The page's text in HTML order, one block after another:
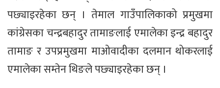
पछ्याइरहेका छन् । तेमाल गाउँपालिकाको प्रमुखमा
कांग्रेसका चन्द्रबहादुर तामाङलाई एमालेका इन्द्र बहादुर
तामाङ र उपप्रमुखमा माओवादीका दलमान थोकरलाई
एमालेका सम्तेन थिङले पछ्याइरहेका छन् ।